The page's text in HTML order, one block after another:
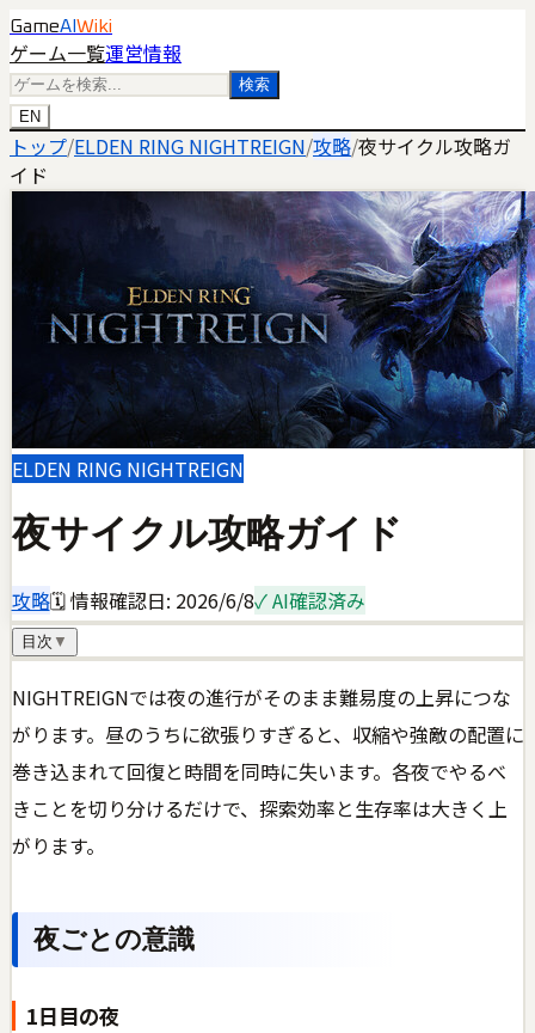
GameAI Wiki
ゲーム一覧運営情報
検索
EN
トップ/ELDEN RING NIGHTREIGN/攻略/夜サイクル攻略ガ
イド
ELDEN RING NIGHTREIGN
夜サイクル攻略ガイド
攻略🗓 情報確認日: 2026/6/8✓ AI確認済み
目次 ▼
NIGHTREIGNでは夜の進行がそのまま難易度の上昇につな
がります。昼のうちに欲張りすぎると、収縮や強敵の配置に
巻き込まれて回復と時間を同時に失います。各夜でやるべ
きことを切り分けるだけで、探索効率と生存率は大きく上
がります。
夜ごとの意識
1日目の夜